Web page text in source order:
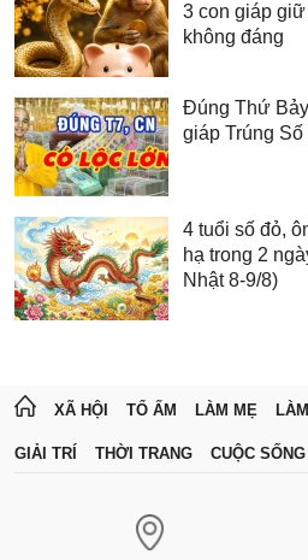
3 con giáp
không đáng
Đúng Thứ
giáp Trúng Số
4 tuổi số đỏ,
hạ trong 2
Nhật 8-9/8)
XÃ HỘI TỔ ẤM LÀM MẸ
GIẢI TRÍ THỜI TRANG CUỘC SỐNG